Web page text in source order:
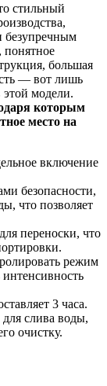
стильный
безупречным
понятное
большая
— вот лишь
модели.
которым
место на
включение
безопасности,
что позволяет
переноски, что
режим
3 часа.
слива воды,
очистку.